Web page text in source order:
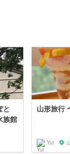
と
族館
山形旅行
Yui